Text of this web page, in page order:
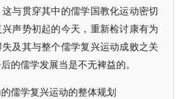
与贯穿其中的儒学国教化运动密切
声势初起的今天，重新检讨康有为
及其与整个儒学复兴运动成败之关
的儒学发展当是不无裨益的。
儒学复兴运动的整体规划